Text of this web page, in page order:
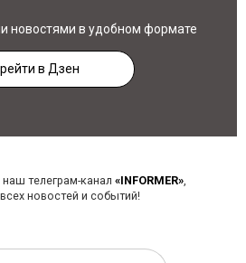
новостями в удобном формате
в Дзен
телеграм-канал «INFORMER»,
новостей и событий!